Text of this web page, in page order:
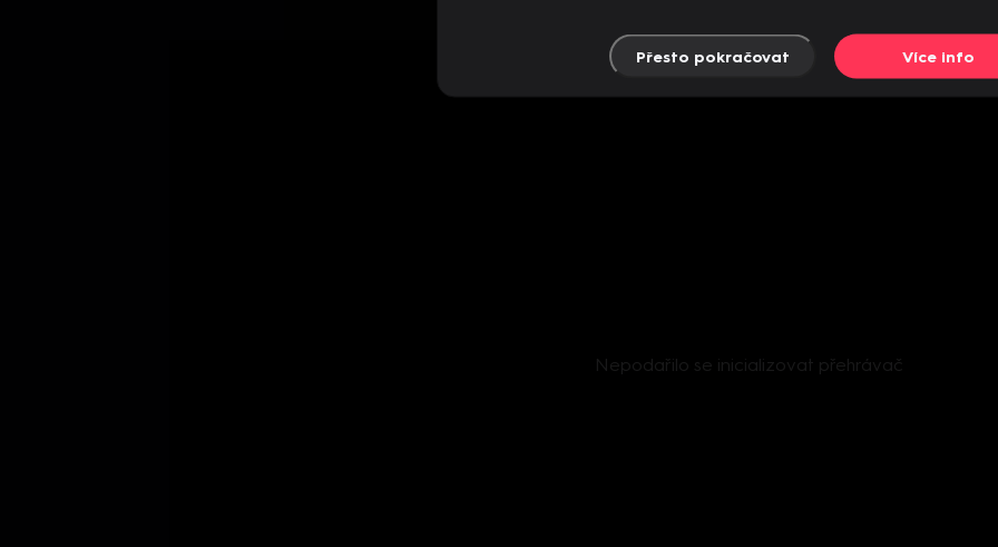
Nepodařilo se inicializovat přehrávač
Přesto pokračovat Více info